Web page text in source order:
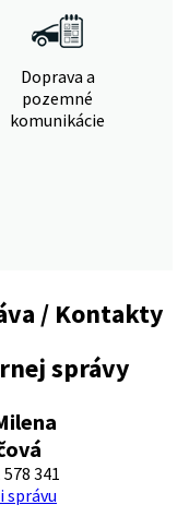
Doprava a
pozemné
komunikácie
/ Kontakty
správy
341
správu